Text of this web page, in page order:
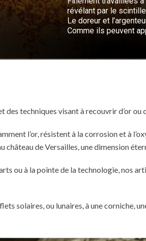
révélant par le
Le doreur et
Comme ils peuvent
des techniques visant à recouvrir d’or ou
l’or, résistent à la corrosion et à
château de Versailles, une dimension
ou à la pointe de la technologie, nos
solaires, ou lunaires, à une corniche,